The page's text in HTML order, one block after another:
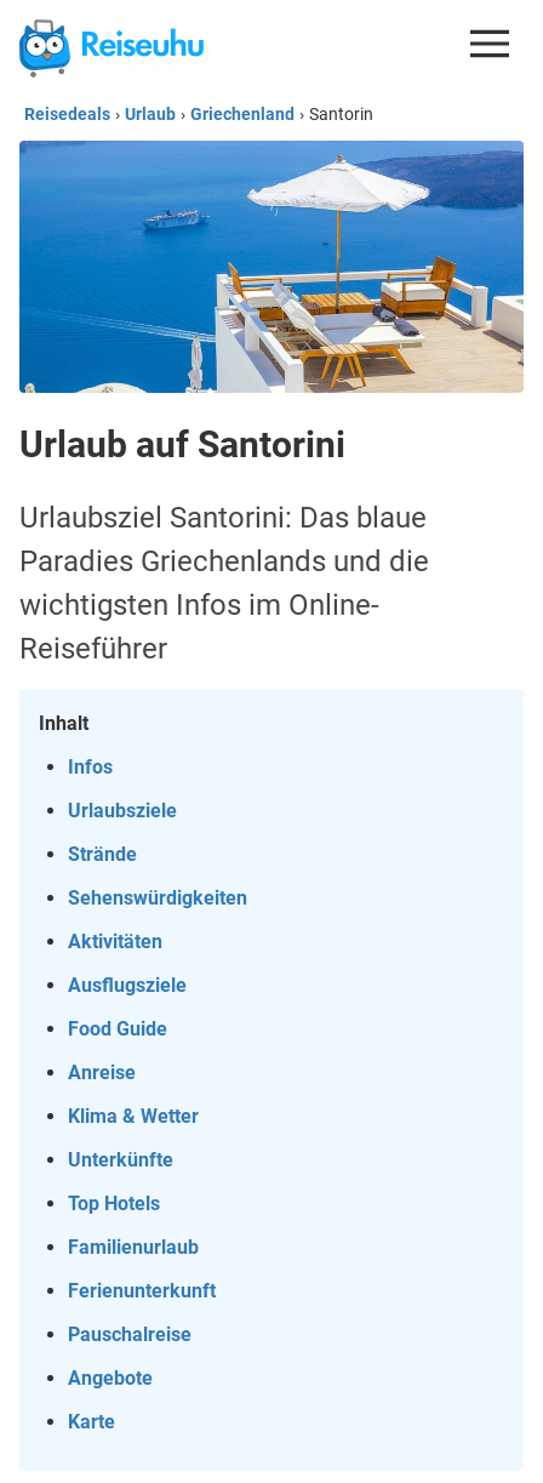
REISEDEALS
GUTSCHEINE
KREDITKARTEN
ESIM
REISEBLOG
Reisedeals › Urlaub › Griechenland › Santorin
Urlaub auf Santorini
Urlaubsziel Santorini: Das blaue
Paradies Griechenlands und die
wichtigsten Infos im Online-
Reiseführer
Inhalt
Infos
Urlaubsziele
Strände
Sehenswürdigkeiten
Aktivitäten
Ausflugsziele
Food Guide
Anreise
Klima & Wetter
Unterkünfte
Top Hotels
Familienurlaub
Ferienunterkunft
Pauschalreise
Angebote
Karte